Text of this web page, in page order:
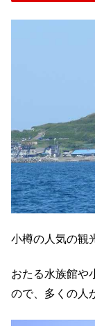
小樽の人気の観
おたる水族館や
ので、多くの人